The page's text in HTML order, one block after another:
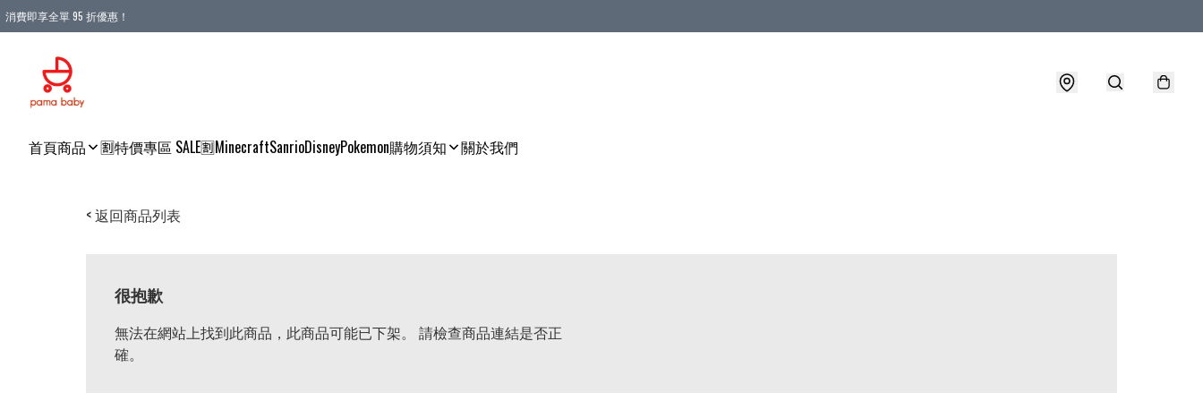
消費即享全單 95 折優惠！
首頁商品 🈹特價專區 SALE🈹MinecraftSanrioDisneyPokemon購物須知 關於我們
< 返回商品列表
很抱歉
無法在網站上找到此商品，此商品可能已下架。 請檢查商品連結是否正
確。